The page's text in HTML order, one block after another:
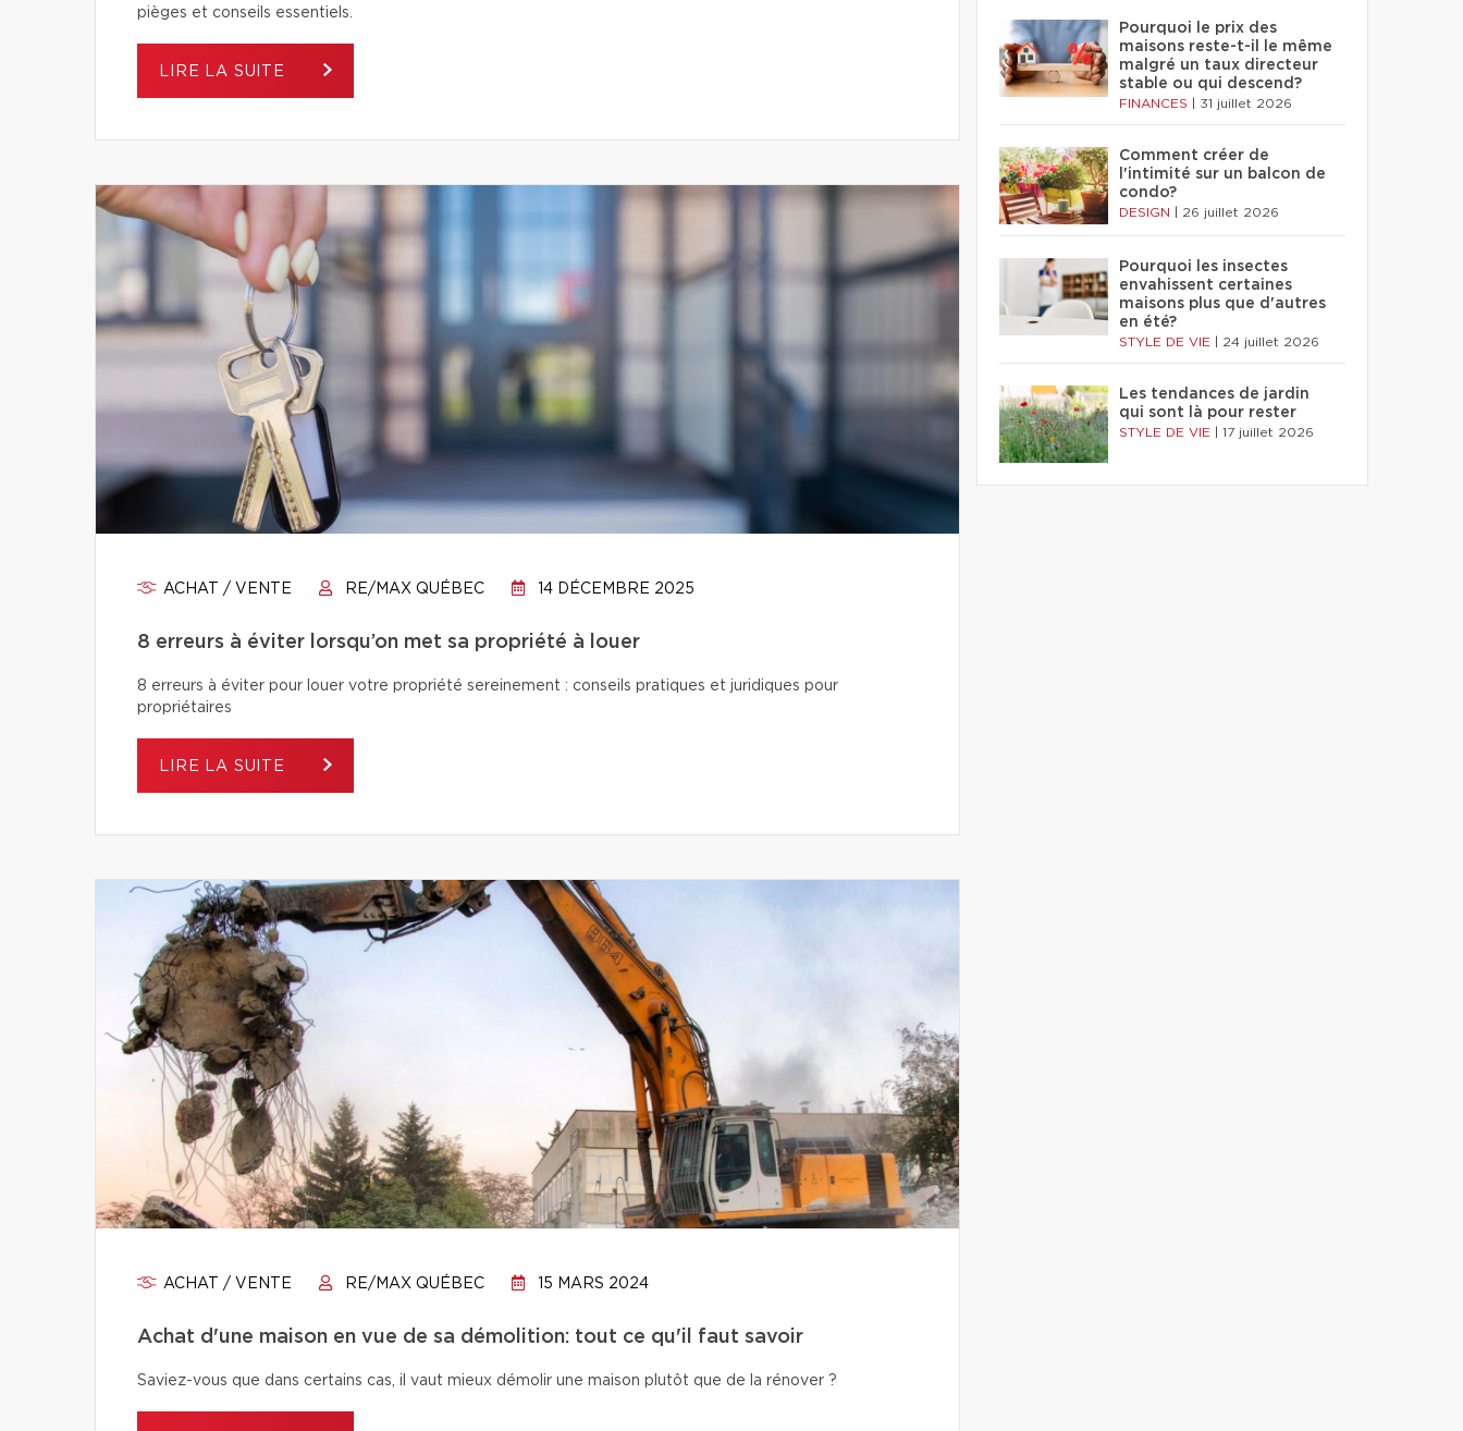
pièges et conseils essentiels.
LIRE LA SUITE
ACHAT / VENTE RE/MAX QUÉBEC 14 DÉCEMBRE 2025
8 erreurs à éviter lorsqu’on met sa propriété à louer
8 erreurs à éviter pour louer votre propriété sereinement : conseils pratiques et juridiques pour
propriétaires
LIRE LA SUITE
ACHAT / VENTE RE/MAX QUÉBEC 15 MARS 2024
Achat d'une maison en vue de sa démolition: tout ce qu'il faut savoir
Saviez-vous que dans certains cas, il vaut mieux démolir une maison plutôt que de la rénover ?
Pourquoi le prix des
maisons reste-t-il le même
malgré un taux directeur
stable ou qui descend?
FINANCES 31 juillet 2026
Comment créer de
l'intimité sur un balcon de
condo?
DESIGN 26 juillet 2026
Pourquoi les insectes
envahissent certaines
maisons plus que d'autres
en été?
STYLE DE VIE 24 juillet 2026
Les tendances de jardin
qui sont là pour rester
STYLE DE VIE 17 juillet 2026